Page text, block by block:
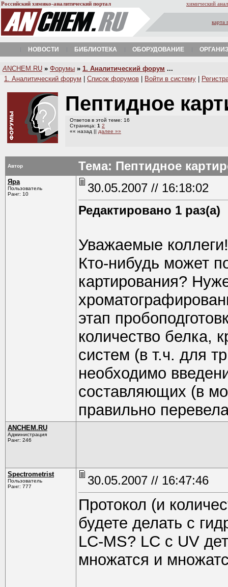
Российский химико-аналитический портал химический
карта
НОВОСТИ БИБЛИОТЕКА ОБОРУДОВАНИЕ
A NCHEM.RU » Форумы » 1. Аналитический форум ...
1. Аналитический форум
Список форумов Войти в систему
Пептидное
Ответов в этой теме: 16
Страница: 1 2
«« назад || далее »»
Автор Тема: Пептидное
Яра
Пользователь
Ранг: 10
30.05.2007 // 16:18:02
Редактировано 1 раз(а)
Уважаемые коллеги!
Кто-нибудь может
картирования?
этап
количество белка,
систем (в т.ч. для
необходимо
составляющих (в
правильно
ANCHEM.RU
Администрация
Ранг: 246
Spectrometrist
Пользователь
Ранг: 777
30.05.2007 // 16:47:46
Протокол (и
будете делать с
LC-MS? LC с UV
множатся и